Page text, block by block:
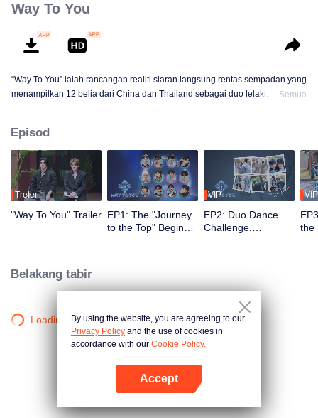
Way To You
“Way To You” ialah rancangan realiti siaran langsung rentas sempadan yang
menampilkan 12 belia dari China dan Thailand sebagai duo lelaki. Selama
yang paling popular dengan kimia terkuat akan membuat debut di pentas
global.
Semua
Episod
Treler
"Way To You" Trailer EP1: The "Journey
to the Top" Begins -
VIP
EP2: Duo Dance
Challenge.
VIP
the
Belakang tabir
Loading…By using the website, you are agreeing to our
Privacy Policy and the use of cookies in
accordance with our Cookie Policy.
Accept